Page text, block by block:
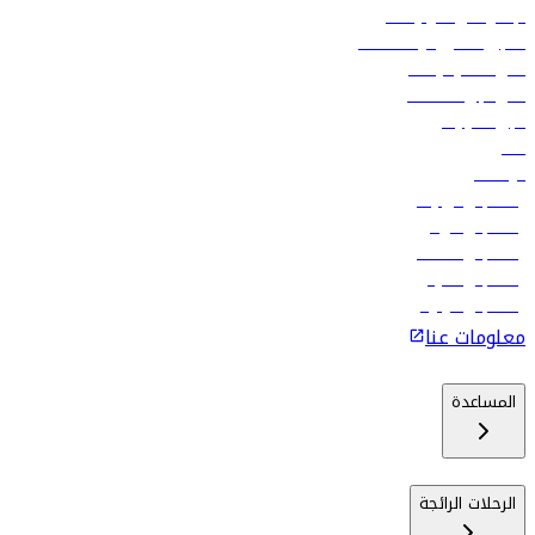
الإعلان على متن رحلاتنا
تسجيل الدخول لوكلاء السفر
أدنى أسعار الرحلات
فلاي دبي للعطلات
تأجير السيارات
فنادق
الوظائف
رحلات إلى تبيليسي
رحلات إلى الرياض
رحلات إلى مسقط
رحلات إلى ماليه
رحلات إلى كولومبو
معلومات عنا
المساعدة
الرحلات الرائجة